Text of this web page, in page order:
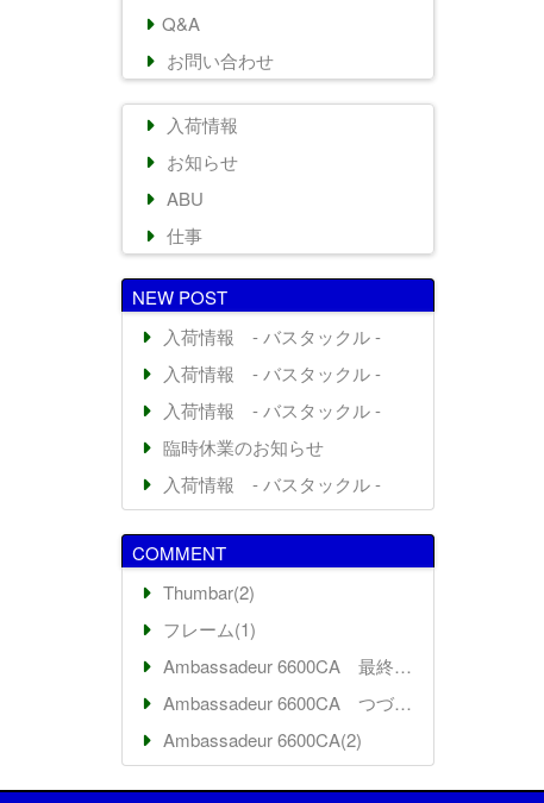
Q&A
お問い合わせ
入荷情報
お知らせ
ABU
仕事
NEW POST
入荷情報 - バスタックル -
入荷情報 - バスタックル -
入荷情報 - バスタックル -
臨時休業のお知らせ
入荷情報 - バスタックル -
COMMENT
Thumbar(2)
フレーム(1)
Ambassadeur 6600CA 最終回(7)
Ambassadeur 6600CA つづき(2)
Ambassadeur 6600CA(2)